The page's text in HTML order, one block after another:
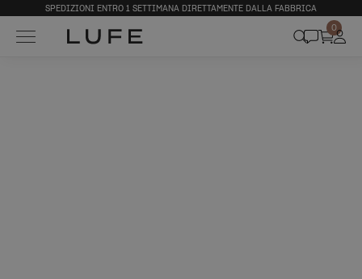
SPEDIZIONI ENTRO 1 SETTIMANA DIRETTAMENTE DALLA FABBRICA
0